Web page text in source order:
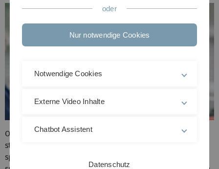
Ob Sie Mathematik oder Wirtschafts­wissen­schaften
studieren wollen, beides kombinieren wollen oder nach
spezialisierten Studiengängen in diesen Fachbereichen
oder
Nur notwendige Cookies
Notwendige Cookies
Externe Video Inhalte
Chatbot Assistent
Datenschutz